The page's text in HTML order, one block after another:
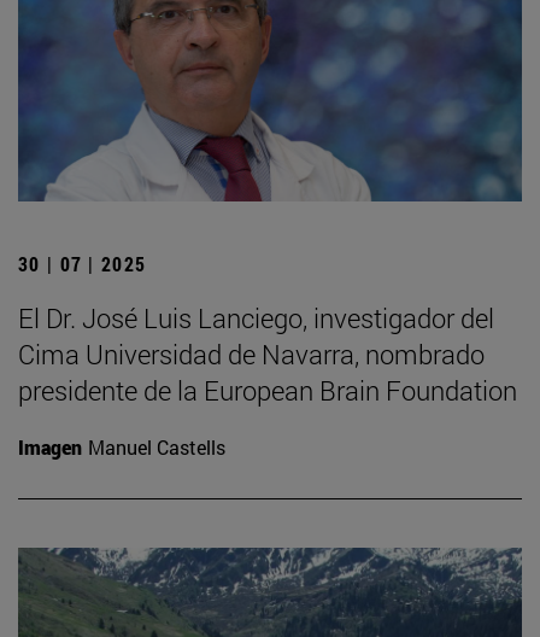
30 | 07 | 2025
El Dr. José Luis Lanciego, investigador del
Cima Universidad de Navarra, nombrado
presidente de la European Brain Foundation
Imagen Manuel Castells